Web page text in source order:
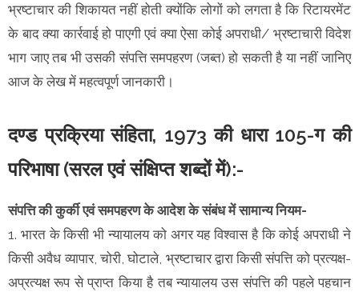
भ्रष्टाचार की शिकायत नहीं होती क्योंकि लोगों को लगता है कि रिटायरमेंट
के बाद क्या कार्रवाई हो पाएगी एवं क्या ऐसा कोई अपराधी/ भ्रष्टाचारी विदेश
भाग जाए तब भी उसकी संपत्ति समपहरण (जब्त) हो सकती है या नहीं जानिए
आज के लेख में महत्वपूर्ण जानकारी।
दण्ड प्रक्रिया संहिता, 1973 की धारा 105-ग की
परिभाषा (सरल एवं संक्षिप्त शब्दों में):-
संपत्ति की कुर्की एवं समपहरण के आदेश के संबंध में सामान्य नियम-
1. भारत के किसी भी न्यायालय को अगर यह विश्वास है कि कोई अपराधी ने
किसी अवैध व्यापार, चोरी, घोटाले, भ्रष्टाचार द्वारा किसी संपत्ति को प्रत्यक्ष-
अप्रत्यक्ष रूप से प्राप्त किया है तब न्यायालय उस संपत्ति की पहले पहचान